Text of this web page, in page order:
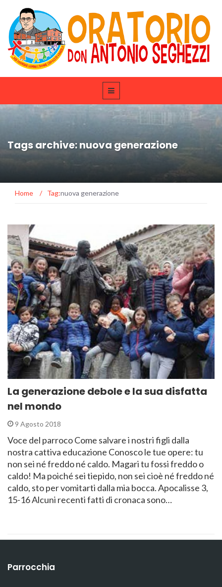
Tags archive: nuova generazione
Home / Tag:nuova generazione
La generazione debole e la sua disfatta
nel mondo
9 Agosto 2018
Voce del parroco Come salvare i nostri figli dalla
nostra cattiva educazione Conosco le tue opere: tu
non sei né freddo né caldo. Magari tu fossi freddo o
caldo! Ma poiché sei tiepido, non sei cioè né freddo né
caldo, sto per vomitarti dalla mia bocca. Apocalisse 3,
15-16 Alcuni recenti fatti di cronaca sono…
Parrocchia